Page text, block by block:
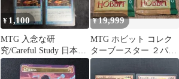
¥ 1,100
MTG 入念な研
究/Careful Study 日本語
版 4枚セット ODY
¥19,999
MTG ホビット コレク
ターブースター ２パッ
クセット英語版